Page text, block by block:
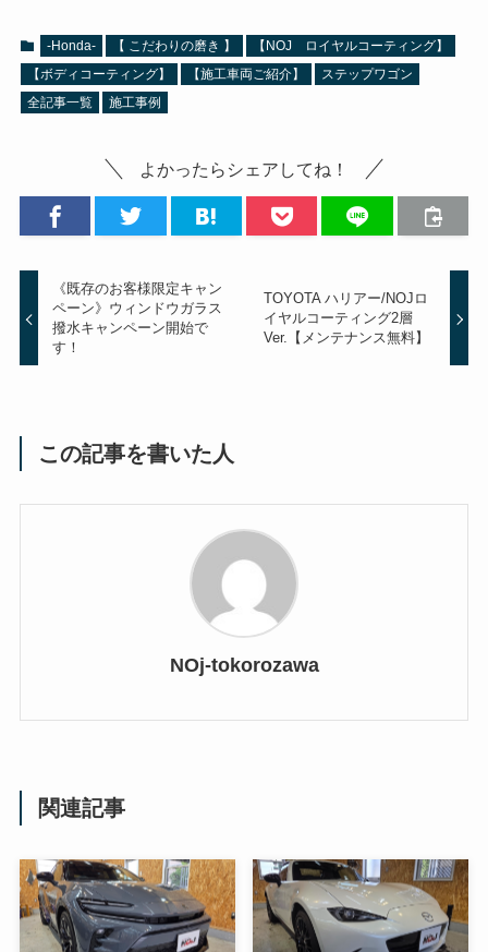
-Honda- 【 こだわりの磨き 】
【NOJ ロイヤルコーティング】
【ボディコーティング】
【施工車両ご紹介】
ステップワゴン
全記事一覧
施工事例
よかったらシェアしてね！
《既存のお客様限定キャン
ペーン》ウィンドウガラス
撥水キャンペーン開始で
す！
TOYOTA ハリアー/NOJロ
イヤルコーティング2層
Ver.【メンテナンス無料】
この記事を書いた人
NOj-tokorozawa
関連記事